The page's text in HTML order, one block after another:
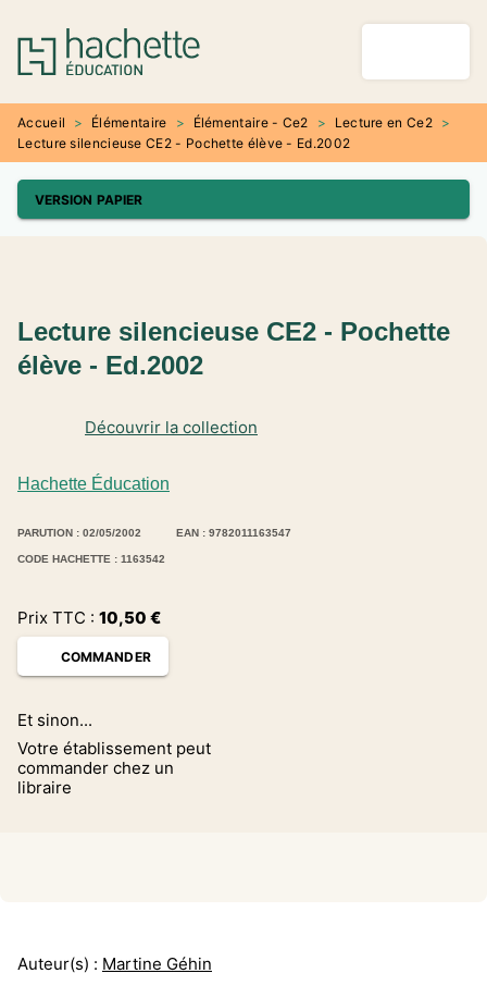
MENU RECHERCHE
PIED DE PAGE
Accueil > Élémentaire > Élémentaire - Ce2 > Lecture en Ce2
>
Lecture silencieuse CE2 - Pochette élève - Ed.2002
VERSION PAPIER
Hachette Éducation
Découvrir la collection
Lecture silencieuse CE2 - Pochette
élève - Ed.2002
PARUTION : 02/05/2002 EAN : 9782011163547
CODE HACHETTE : 1163542
Prix TTC : 10,50 €
COMMANDER
Et sinon...
Votre établissement peut
commander chez un
libraire
Auteur(s) : Martine Géhin